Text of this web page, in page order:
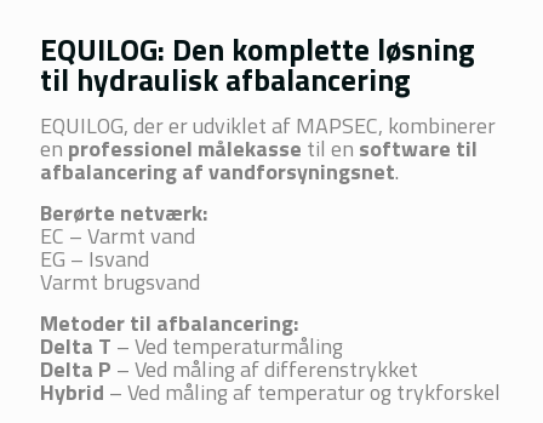
EQUILOG: Den komplette løsning
til hydraulisk afbalancering
EQUILOG, der er udviklet af MAPSEC, kombinerer
en professionel målekasse til en software til
afbalancering af vandforsyningsnet.
Berørte netværk:
EC – Varmt vand
EG – Isvand
Varmt brugsvand
Metoder til afbalancering:
Delta T – Ved temperaturmåling
Delta P – Ved måling af differenstrykket
Hybrid – Ved måling af temperatur og trykforskel